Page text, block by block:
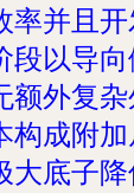
率并且
段以导
额外复
构成附
大底子